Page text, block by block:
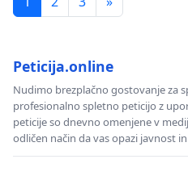
Peticija.online
Nudimo brezplačno gostovanje za
profesionalno spletno peticijo z
peticije so dnevno omenjene v
odličen način da vas opazi javnost